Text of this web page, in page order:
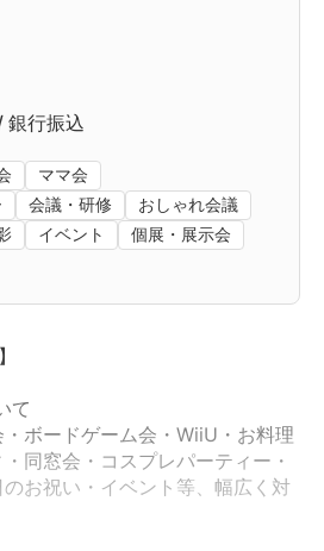
銀行振込
ママ会
会議・研修
おしゃれ会議
イベント
個展・展示会
て
ボードゲーム会・WiiU・お料理
同窓会・コスプレパーティー・
お祝い・イベント等、幅広く対